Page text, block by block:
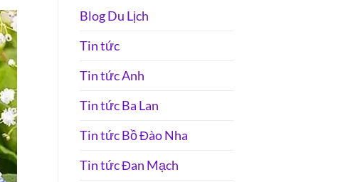
Blog Du Lịch
Tin tức
Tin tức Anh
Tin tức Ba Lan
Tin tức Bồ Đào Nha
Tin tức Đan Mạch